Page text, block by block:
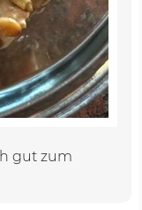
gut zum